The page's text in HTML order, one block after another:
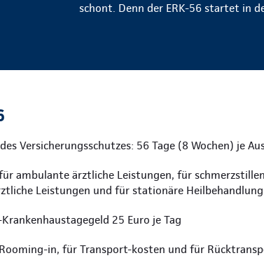
schont. Denn der ERK-56 startet in
Versicherungsschutzes: 56 Tage (8 Wochen) je
ambulante ärztliche Leistungen, für
Leistungen und für stationäre Heilbehandlung
25 Euro je Tag
in, für Transport-kosten und für